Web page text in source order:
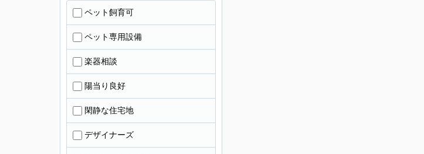
ペット飼育可
ペット専用設備
楽器相談
陽当り良好
閑静な住宅地
デザイナーズ